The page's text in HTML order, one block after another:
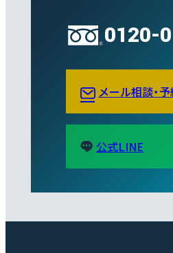
0120-
メール相談・
公式LINE